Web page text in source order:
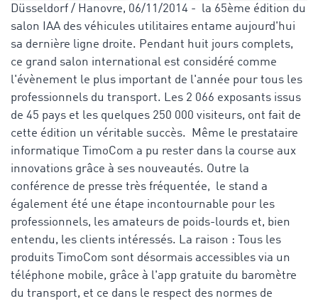
Düsseldorf / Hanovre, 06/11/2014 - la 65ème édition du
salon IAA des véhicules utilitaires entame aujourd'hui
sa dernière ligne droite. Pendant huit jours complets,
ce grand salon international est considéré comme
l'évènement le plus important de l'année pour tous les
professionnels du transport. Les 2 066 exposants issus
de 45 pays et les quelques 250 000 visiteurs, ont fait de
cette édition un véritable succès. Même le prestataire
informatique TimoCom a pu rester dans la course aux
innovations grâce à ses nouveautés. Outre la
conférence de presse très fréquentée, le stand a
également été une étape incontournable pour les
professionnels, les amateurs de poids-lourds et, bien
entendu, les clients intéressés. La raison : Tous les
produits TimoCom sont désormais accessibles via un
téléphone mobile, grâce à l'app gratuite du baromètre
du transport, et ce dans le respect des normes de